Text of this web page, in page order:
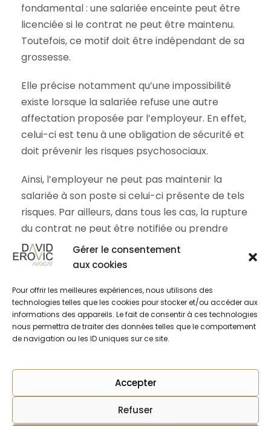
Gérer le consentement
aux cookies
Pour offrir les meilleures expériences, nous utilisons des
technologies telles que les cookies pour stocker et/ou accéder aux
informations des appareils. Le fait de consentir à ces technologies
nous permettra de traiter des données telles que le comportement
de navigation ou les ID uniques sur ce site.
Accepter
Refuser
fondamental : une salariée enceinte peut être
licenciée si le contrat ne peut être maintenu.
Toutefois, ce motif doit être indépendant de sa
grossesse.
Elle précise notamment qu’une impossibilité
existe lorsque la salariée refuse une autre
affectation proposée par l’employeur. En effet,
celui-ci est tenu à une obligation de sécurité et
doit prévenir les risques psychosociaux.
Ainsi, l’employeur ne peut pas maintenir la
salariée à son poste si celui-ci présente de tels
risques. Par ailleurs, dans tous les cas, la rupture
du contrat ne peut être notifiée ou prendre
effet pendant les périodes de suspension.
mentionnées au premier alinéa de l’article
L1225-4 du Code du travail. En conséquence,
cette jurisprudence doit être prise en compte
car elle élargit les cas où le licenciement d’une
Que vous soyez une salariée enceinte faisant
licenciement, ou un employeur ayant